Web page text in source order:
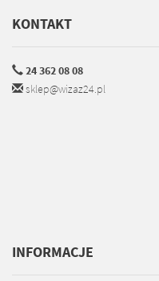
KONTAKT
24 362 08 08
sklep@wizaz24.pl
INFORMACJE